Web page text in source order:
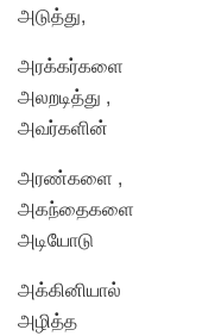
அடுத்து,
அரக்கர்களை
அலறடித்து ,
அவர்களின்
அரண்களை ,
அகந்தைகளை
அடியோடு
அக்கினியால்
அழித்த